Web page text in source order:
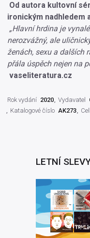
Od autora kultovní
ironickým nadhledem
„Hlavní hrdina je
nerozvážný, ale
ženách, sexu a dalších
přála úspěch nejen na
vaseliteratura.cz
Rok vydání 2020 Vydavatel
Katalogové číslo AK273
LETNÍ